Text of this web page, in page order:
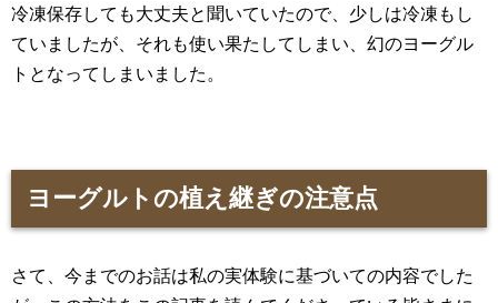
冷凍保存しても大丈夫と聞いていたので、少しは冷凍もし
ていましたが、それも使い果たしてしまい、幻のヨーグル
トとなってしまいました。
ヨーグルトの植え継ぎの注意点
さて、今までのお話は私の実体験に基づいての内容でした